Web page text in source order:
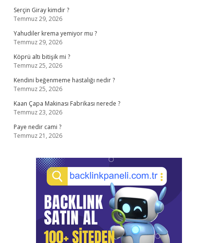
Serçin Giray kimdir ?
Temmuz 29, 2026
Yahudiler krema yemiyor mu ?
Temmuz 29, 2026
Köprü altı bitişik mi ?
Temmuz 25, 2026
Kendini beğenmeme hastalığı nedir ?
Temmuz 25, 2026
Kaan Çapa Makinası Fabrikası nerede ?
Temmuz 23, 2026
Paye nedir cami ?
Temmuz 21, 2026